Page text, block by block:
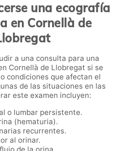
una ecografía
en Cornellà de
a una consulta para una
Cornellà de Llobregat si se
condiciones que afectan el
de las situaciones en las
este examen incluyen:
o lumbar persistente.
(hematuria).
recurrentes.
al orinar.
de la orina.